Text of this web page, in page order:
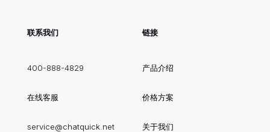
联系我们
400-888-4829
在线客服
service@chatquick.net
链接
产品介绍
价格方案
关于我们